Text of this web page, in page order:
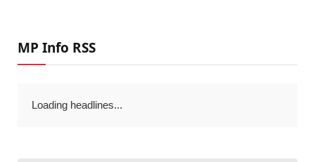
MP Info RSS
Loading headlines...